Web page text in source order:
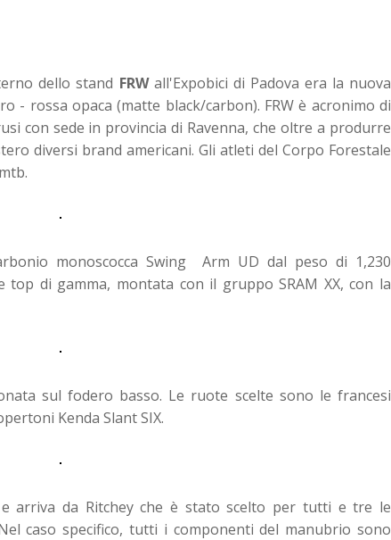
dello stand FRWall'Expobici di Padova era la nuova
- rossa opaca (matte black/carbon). FRW è acronimo di
con sede in provincia di Ravenna, che oltre a produrre
diversi brand americani. Gli atleti del Corpo Forestale
monoscocca Swing Arm UD dal peso di 1,230
di gamma, montata con il gruppo SRAM XX, con la
sul fodero basso. Le ruote scelte sono le francesi
Kenda Slant SIX.
arriva da Ritchey che è stato scelto per tutti e tre le
caso specifico, tutti i componenti del manubrio sono